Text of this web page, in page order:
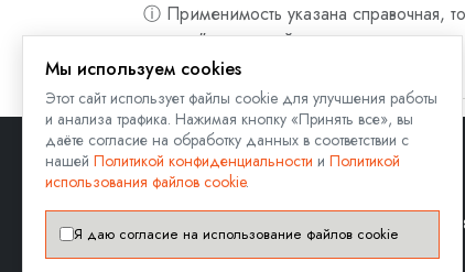
ⓘ Применимость указана справочная,
вопрос" на данной странице.
Мы используем cookies
Этот сайт использует файлы cookie для улучшения работы
и анализа трафика. Нажимая кнопку «Принять все», вы
даёте согласие на обработку данных в соответствии с
нашей Политикой конфиденциальности и Политикой
использования файлов cookie.
Я даю согласие на использование файлов cookie